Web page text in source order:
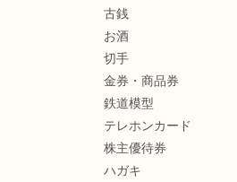
古銭
お酒
切手
金券・商品券
鉄道模型
テレホンカード
株主優待券
ハガキ